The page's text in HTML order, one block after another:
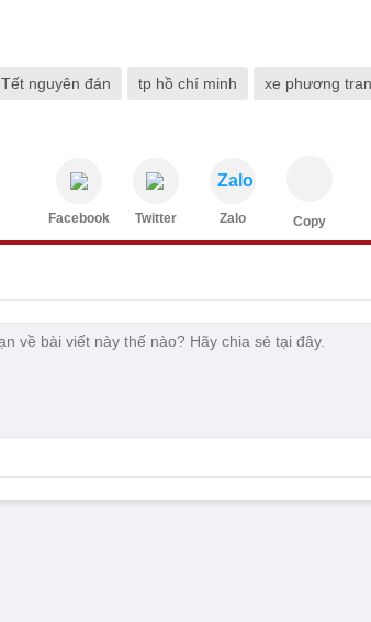
Tết nguyên đán tp hồ chí minh xe phương
Facebook Twitter
Zalo
Zalo Copy